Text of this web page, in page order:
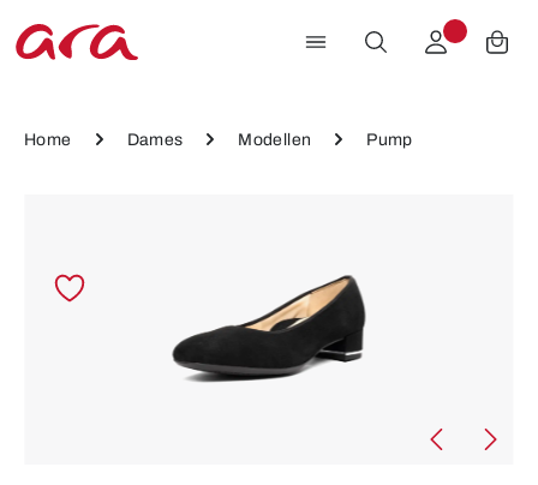
Ga naar de hoofdinhoud
Home Dames Modellen Pump